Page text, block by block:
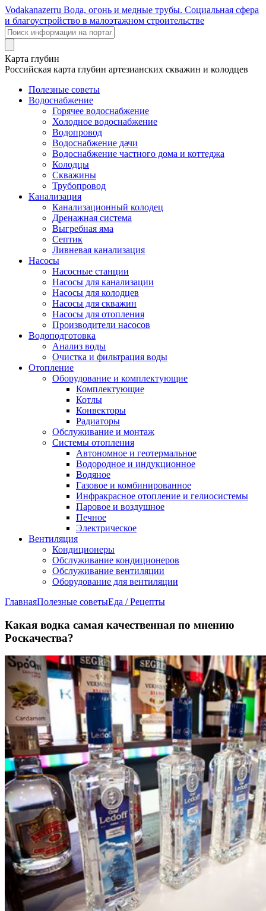
Vodakanazerru Вода, огонь и медные трубы. Социальная сфера
и благоустройство в малоэтажном строительстве
Карта глубин
Российская карта глубин артезианских скважин и колодцев
Полезные советы
Водоснабжение
Горячее водоснабжение
Холодное водоснабжение
Водопровод
Водоснабжение дачи
Водоснабжение частного дома и коттеджа
Колодцы
Скважины
Трубопровод
Канализация
Канализационный колодец
Дренажная система
Выгребная яма
Септик
Ливневая канализация
Насосы
Насосные станции
Насосы для канализации
Насосы для колодцев
Насосы для скважин
Насосы для отопления
Производители насосов
Водоподготовка
Анализ воды
Очистка и фильтрация воды
Отопление
Оборудование и комплектующие
Комплектующие
Котлы
Конвекторы
Радиаторы
Обслуживание и монтаж
Системы отопления
Автономное и геотермальное
Водородное и индукционное
Водяное
Газовое и комбинированное
Инфракрасное отопление и гелиосистемы
Паровое и воздушное
Печное
Электрическое
Вентиляция
Кондиционеры
Обслуживание кондиционеров
Обслуживание вентиляции
Оборудование для вентиляции
ГлавнаяПолезные советыЕда / Рецепты
Какая водка самая качественная по мнению
Роскачества?